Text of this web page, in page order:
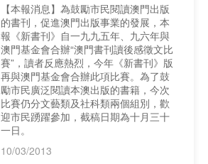
【本報消息】為鼓勵市民閱讀澳門出版
的書刊，促進澳門出版事業的發展，本
報《新書刊》自一九九五年、九六年與
澳門基金會合辦“澳門書刊讀後感徵文比
賽”，讀者反應熱烈，今年《新書刊》版
再與澳門基金會合辦此項比賽。為了鼓
勵市民廣泛閱讀本澳出版的書籍，今次
比賽仍分文藝類及社科類兩個組別，歡
迎市民踴躍參加，截稿日期為十月三十
一日。
10/03/2013